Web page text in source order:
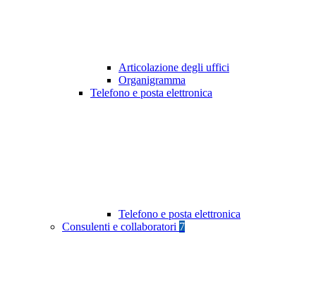
Articolazione degli uffici
Organigramma
Telefono e posta elettronica
Telefono e posta elettronica
Consulenti e collaboratori 7